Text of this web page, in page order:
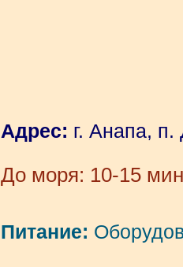
Адрес: г. Анапа,
До моря: 10-15
Питание: